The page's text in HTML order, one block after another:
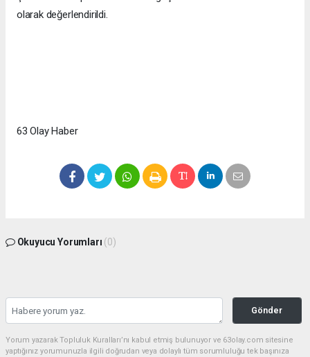
olarak değerlendirildi.
63 Olay Haber
Okuyucu Yorumları (0)
Gönder
Yorum yazarak Topluluk Kuralları’nı kabul etmiş bulunuyor ve 63olay.com sitesine
yaptığınız yorumunuzla ilgili doğrudan veya dolaylı tüm sorumluluğu tek başınıza